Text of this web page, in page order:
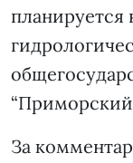
планируется
За